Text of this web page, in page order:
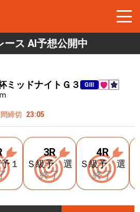
ース AI予想公開中
ミッドナイトＧ３ GⅢ
締切 23:05
１
3R
Ｓ級予 選
終了
4R
Ｓ級予 選
終了